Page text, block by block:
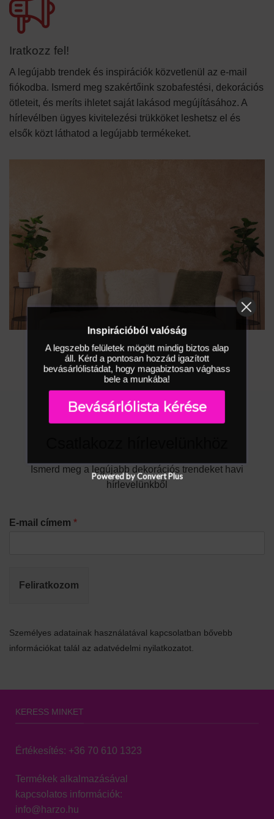
Iratkozz fel!
A legújabb trendek és inspirációk közvetlenül az e-mail
fiókodba. Ismerd meg szakértőink szobafestési, dekorációs
ötleteit, és meríts ihletet saját lakásod megújításához. A
hírlevélben ügyes kivitelezési trükköket leshetsz el és
elsők közt láthatod a legújabb termékeket.
Ismerd meg a legújabb dekorációs trendeket havi
hírlevelünkből
E-mail címem *
Feliratkozom
Személyes adatainak használatával kapcsolatban bővebb
információkat talál az adatvédelmi nyilatkozatot.
KERESS MINKET
Értékesítés: +36 70 610 1323
Termékek alkalmazásával
kapcsolatos információk:
info@harzo.hu
Inspirációból valóság
A legszebb felületek mögött mindig biztos alap
áll. Kérd a pontosan hozzád igazított
bevásárlólistádat, hogy magabiztosan vághass
bele a munkába!
Bevásárlólista kérése
Powered by Convert Plus